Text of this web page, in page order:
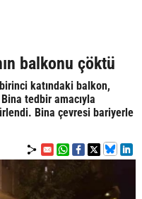
balkonu çöktü
katındaki balkon,
tedbir amacıyla
Bina çevresi bariyerle